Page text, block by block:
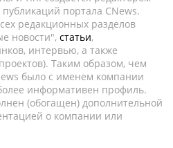
портала CNews.
редакционных разделов
новости", статьи,
интервью, а также
Таким образом, чем
было с именем компании
информативен профиль.
(обогащен) дополнительной
о компании или